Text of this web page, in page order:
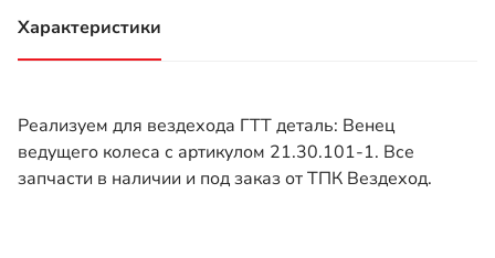
Характеристики
(активная вкладка)
Реализуем для вездехода ГТТ деталь: Венец
ведущего колеса с артикулом 21.30.101-1. Все
запчасти в наличии и под заказ от ТПК Вездеход.